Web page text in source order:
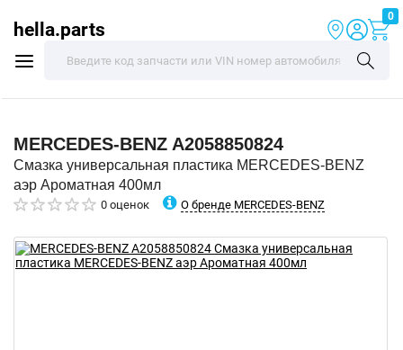
hella.parts
0
MERCEDES-BENZ A2058850824
Смазка универсальная пластика MERCEDES-BENZ
аэр Ароматная 400мл
0 оценок О бренде MERCEDES-BENZ